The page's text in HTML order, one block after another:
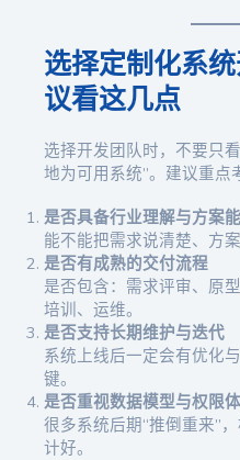
选择定制化系
议看这几点
选择开发团队时，不要只
地为可用系统”。建议重点
是否具备行业理解与方案
能不能把需求说清楚、方
是否有成熟的交付流程
是否包含：需求评审、原
培训、运维。
是否支持长期维护与迭代
系统上线后一定会有优化
键。
是否重视数据模型与权限
很多系统后期“推倒重来”
计好。